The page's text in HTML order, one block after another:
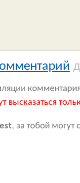
высказаться
, за тобой могут